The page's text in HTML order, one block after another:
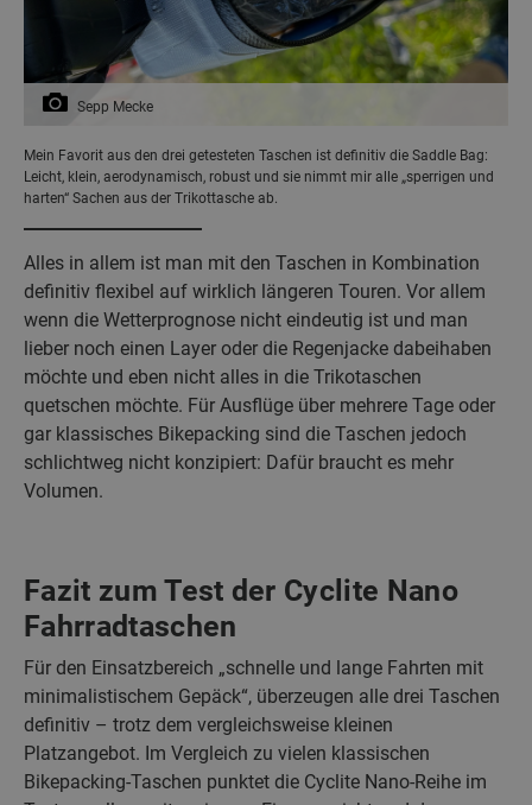
Sepp Mecke
Mein Favorit aus den drei getesteten Taschen ist definitiv die Saddle Bag:
Leicht, klein, aerodynamisch, robust und sie nimmt mir alle „sperrigen und
harten“ Sachen aus der Trikottasche ab.
Alles in allem ist man mit den Taschen in Kombination
definitiv flexibel auf wirklich längeren Touren. Vor allem
wenn die Wetterprognose nicht eindeutig ist und man
lieber noch einen Layer oder die Regenjacke dabeihaben
möchte und eben nicht alles in die Trikotaschen
quetschen möchte. Für Ausflüge über mehrere Tage oder
gar klassisches Bikepacking sind die Taschen jedoch
schlichtweg nicht konzipiert: Dafür braucht es mehr
Volumen.
Fazit zum Test der Cyclite Nano
Fahrradtaschen
Für den Einsatzbereich „schnelle und lange Fahrten mit
minimalistischem Gepäck“, überzeugen alle drei Taschen
definitiv – trotz dem vergleichsweise kleinen
Platzangebot. Im Vergleich zu vielen klassischen
Bikepacking-Taschen punktet die Cyclite Nano-Reihe im